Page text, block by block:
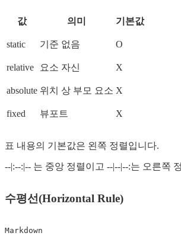
값 의미 기본값
static 기준 없음 O
relative 요소 자신 X
absolute 위치 상 부모 요소 X
fixed 뷰포트 X
표 내용의 기본값은 왼쪽 정렬입니다.
--|:--:|-- 는 중앙 정렬이고 --|--|--:는 오른쪽
수평선(Horizontal Rule)
Markdown